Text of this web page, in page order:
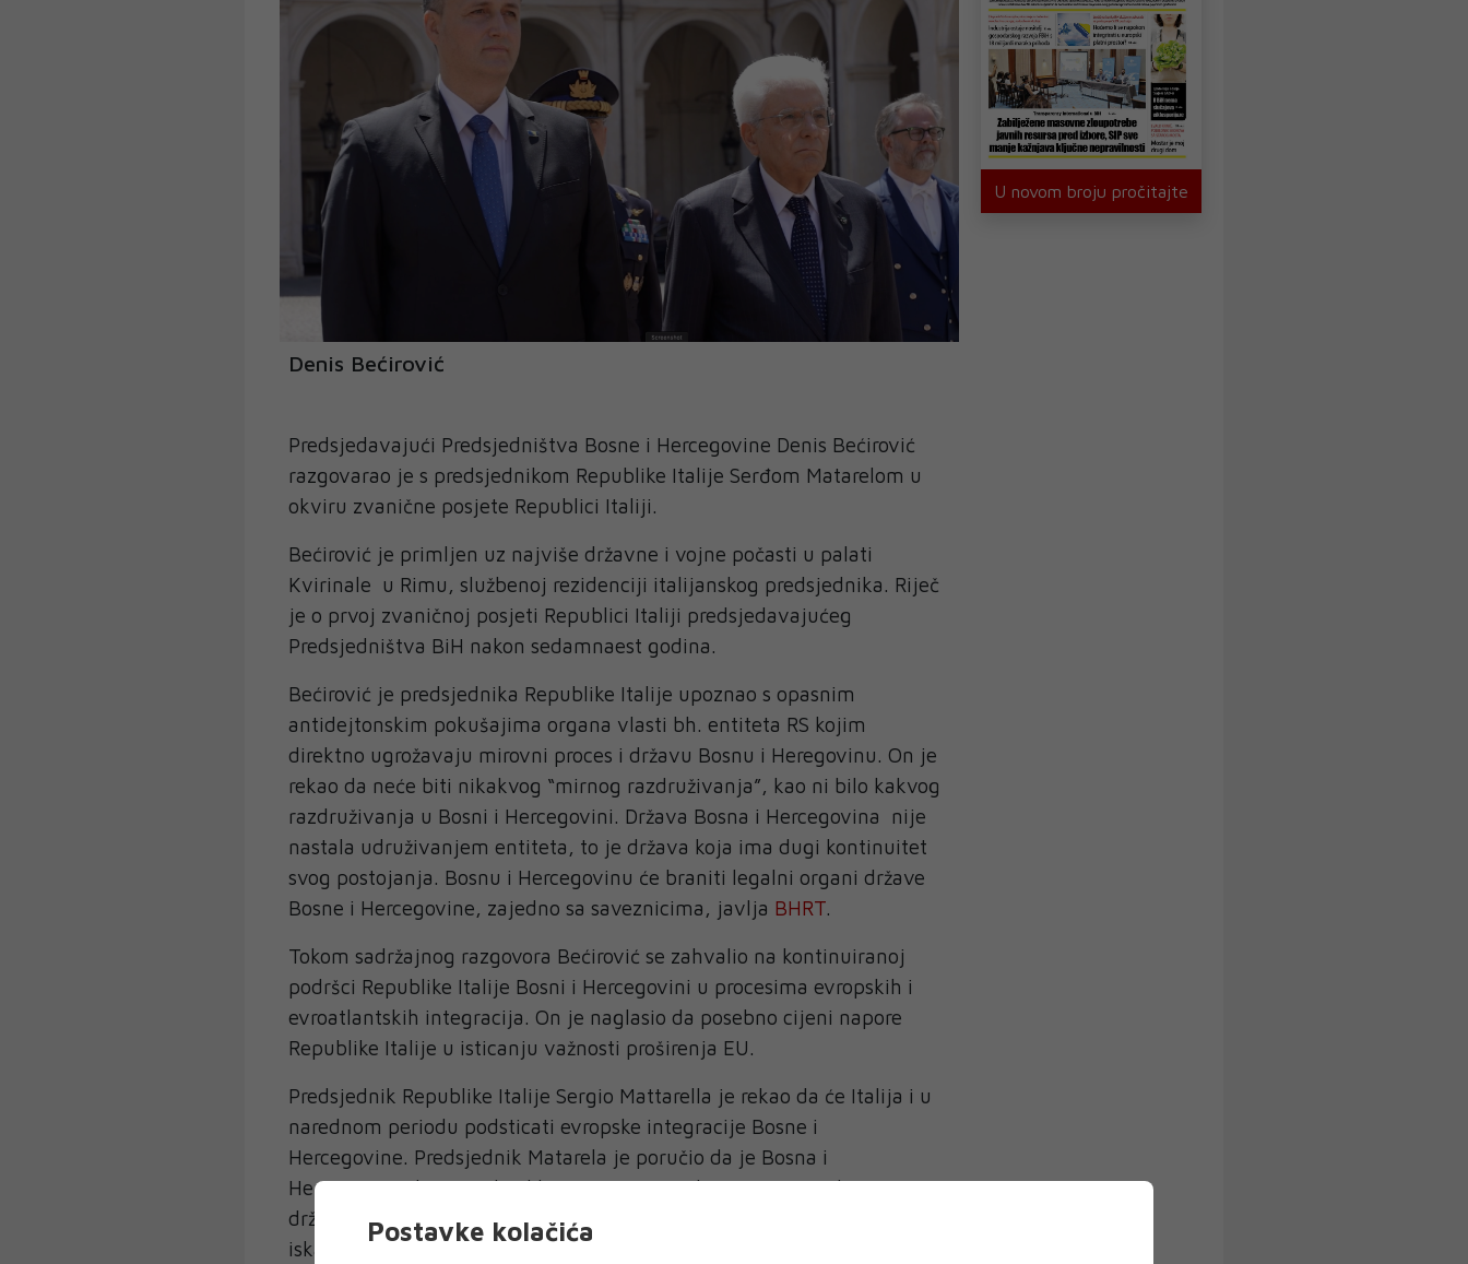
Denis Bećirović
Predsjedavajući Predsjedništva Bosne i Hercegovine Denis Bećirović
razgovarao je s predsjednikom Republike Italije Serđom Matarelom u
okviru zvanične posjete Republici Italiji.
Bećirović je primljen uz najviše državne i vojne počasti u palati
Kvirinale u Rimu, službenoj rezidenciji italijanskog predsjednika. Riječ
je o prvoj zvaničnoj posjeti Republici Italiji predsjedavajućeg
Predsjedništva BiH nakon sedamnaest godina.
Bećirović je predsjednika Republike Italije upoznao s opasnim
antidejtonskim pokušajima organa vlasti bh. entiteta RS kojim
direktno ugrožavaju mirovni proces i državu Bosnu i Heregovinu. On je
rekao da neće biti nikakvog “mirnog razdruživanja”, kao ni bilo kakvog
razdruživanja u Bosni i Hercegovini. Država Bosna i Hercegovina nije
nastala udruživanjem entiteta, to je država koja ima dugi kontinuitet
svog postojanja. Bosnu i Hercegovinu će braniti legalni organi države
Bosne i Hercegovine, zajedno sa saveznicima, javlja BHRT.
Tokom sadržajnog razgovora Bećirović se zahvalio na kontinuiranoj
podršci Republike Italije Bosni i Hercegovini u procesima evropskih i
evroatlantskih integracija. On je naglasio da posebno cijeni napore
Republike Italije u isticanju važnosti proširenja EU.
Predsjednik Republike Italije Sergio Mattarella je rekao da će Italija i u
narednom periodu podsticati evropske integracije Bosne i
Hercegovine. Predsjednik Matarela je poručio da je Bosna i
Hercegovina država od velike važnosti za Italiju i Evropu, i da je ta
država ključna za mir i stabilnost Jugoistočne Evrope. Također, on je
iskazao čvrstu podršku Republike Italije nezavisnosti, suverenitetu i
U novom broju pročitajte
Postavke kolačića